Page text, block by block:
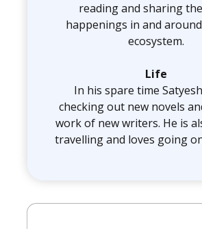
reading and sharing
happenings in and
ecosystem.
Life
In his spare time
checking out new novels
work of new writers. He is
travelling and loves going